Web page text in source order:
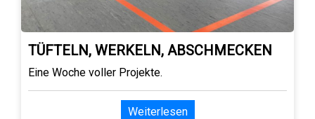
TÜFTELN, WERKELN, ABSCHMECKEN
Eine Woche voller Projekte.
Weiterlesen